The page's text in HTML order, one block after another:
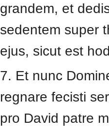
grandem, et
sedentem super
ejus, sicut est
7. Et nunc
regnare fecisti
pro David patre